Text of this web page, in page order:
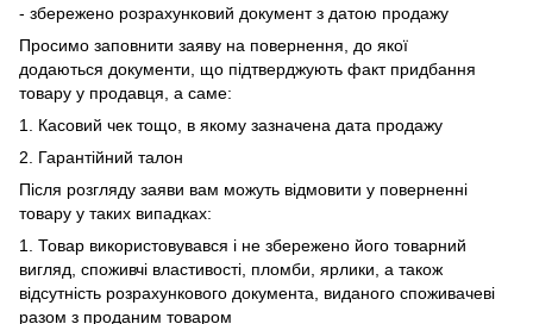
- збережено розрахунковий документ з датою продажу
Просимо заповнити заяву на повернення, до якої
додаються документи, що підтверджують факт придбання
товару у продавця, а саме:
1. Касовий чек тощо, в якому зазначена дата продажу
2. Гарантійний талон
Після розгляду заяви вам можуть відмовити у поверненні
товару у таких випадках:
1. Товар використовувався і не збережено його товарний
вигляд, споживчі властивості, пломби, ярлики, а також
відсутність розрахункового документа, виданого споживачеві
разом з проданим товаром